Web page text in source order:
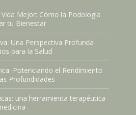
Mejor: Cómo la Podología
tu Bienestar
Una Perspectiva Profunda
para la Salud
Potenciando el Rendimiento
Profundidades
una herramienta terapéutica